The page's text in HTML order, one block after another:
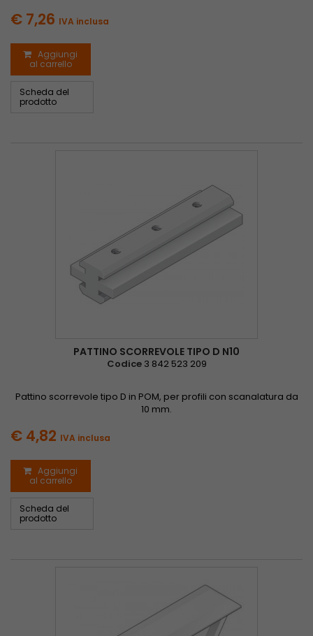
€ 7,26 IVA inclusa
Aggiungi
al carrello
Scheda del
prodotto
PATTINO SCORREVOLE TIPO D N10
Codice 3 842 523 209
Pattino scorrevole tipo D in POM, per profili con scanalatura da
10 mm.
€ 4,82 IVA inclusa
Aggiungi
al carrello
Scheda del
prodotto